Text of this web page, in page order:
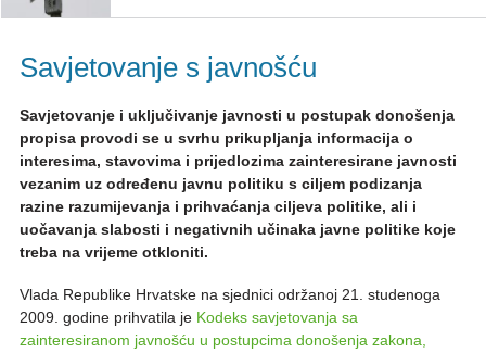
Savjetovanje s javnošću
Savjetovanje i uključivanje javnosti u postupak donošenja
propisa provodi se u svrhu prikupljanja informacija o
interesima, stavovima i prijedlozima zainteresirane javnosti
vezanim uz određenu javnu politiku s ciljem podizanja
razine razumijevanja i prihvaćanja ciljeva politike, ali i
uočavanja slabosti i negativnih učinaka javne politike koje
treba na vrijeme otkloniti.
Vlada Republike Hrvatske na sjednici održanoj 21. studenoga
2009. godine prihvatila je Kodeks savjetovanja sa
zainteresiranom javnošću u postupcima donošenja zakona,